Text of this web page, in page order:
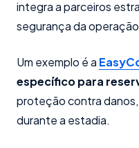
integra a parceiros
segurança da
Um exemplo é a
específico para
proteção contra
durante a estadia.